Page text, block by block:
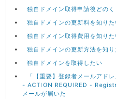
独自ドメイン取得申請後どの
独自ドメインの更新料を知りた
独自ドメイン取得費用を知りた
独自ドメインの更新方法を知り
独自ドメインを取得したい
「【重要】登録者メールアド
- ACTION REQUIRED -
メールが届いた